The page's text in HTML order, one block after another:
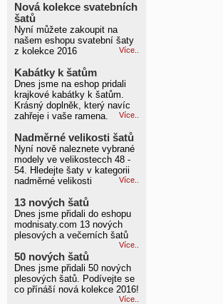
Nová kolekce svatebních
šatů
Nyní můžete zakoupit na
našem eshopu svatební šaty
z kolekce 2016
Více..
Kabátky k šatům
Dnes jsme na eshop pridali
krajkové kabátky k šatům.
Krásný doplněk, který navíc
zahřeje i vaše ramena.
Více..
Nadměrné velikosti šatů
Nyní nově naleznete vybrané
modely ve velikostecch 48 -
54. Hledejte šaty v kategorii
nadměrné velikosti
Více..
13 nových šatů
Dnes jsme přidali do eshopu
modnisaty.com 13 nových
plesových a večerních šatů
Více..
50 nových šatů
Dnes jsme přidali 50 nových
plesových šatů. Podívejte se
co přínáší nová kolekce 2016!
Více..